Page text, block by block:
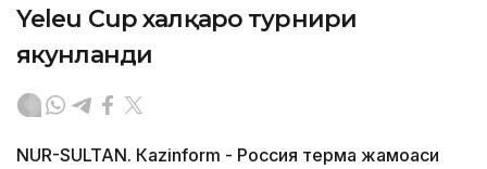
Yeleu Cup халқаро турнири
якунланди
NUR-SULTAN. Кazinform - Россия терма жамоаси